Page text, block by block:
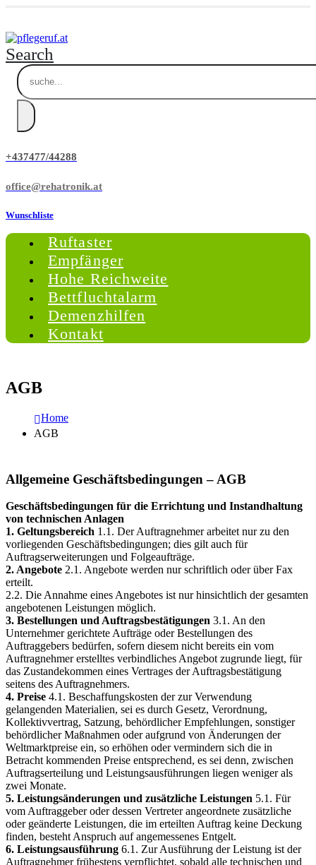
Search
+437477/44288
office@rehatronik.at
Wunschliste
Ruftaster
Empfänger
Hohe Reichweite
Bettfluchtalarm
Demenzhilfen
Kontakt
AGB
Home
AGB
Allgemeine Geschäftsbedingungen – AGB
Geschäftsbedingungen für die Errichtung und Instandhaltung
von technischen Anlagen
1. Geltungsbereich 1.1. Der Auftragnehmer arbeitet nur zu den
vorliegenden Geschäftsbedingungen; dies gilt auch für
Auftragserweiterungen und Folgeaufträge.
2. Angebote 2.1. Angebote werden nur schriftlich oder über Fax
erteilt.
2.2. Die Annahme eines Angebotes ist nur hinsichtlich der gesamten
angebotenen Leistungen möglich.
3. Bestellungen und Auftragsbestätigungen 3.1. An den
Unternehmer gerichtete Aufträge oder Bestellungen des
Auftraggebers bedürfen, sofern diesem nicht bereits ein vom
Auftragnehmer erstelltes verbindliches Angebot zugrunde liegt, für
das Zustandekommen eines Vertrages der Auftragsbestätigung
seitens des Auftragnehmers.
4. Preise 4.1. Beschaffungskosten der zur Verwendung
gelangenden Materialien, sei es durch Gesetz, Verordnung,
Kollektivvertrag, Satzung, behördlicher Empfehlungen, sonstiger
behördlicher Maßnahmen oder aufgrund von Änderungen der
Weltmarktpreise ein, so erhöhen oder vermindern sich die in
Betracht kommenden Preise entsprechend, es sei denn, zwischen
Auftragserteilung und Leistungsausführungen liegen weniger als
zwei Monate.
5. Leistungsänderungen und zusätzliche Leistungen 5.1. Für
vom Auftraggeber oder dessen Vertreter angeordnete zusätzliche
oder geänderte Leistungen, die im erteilten Auftrag keine Deckung
finden, besteht Anspruch auf angemessenes Entgelt.
6. Leistungsausführung 6.1. Zur Ausführung der Leistung ist der
Auftragnehmer frühestens verpflichtet, sobald alle technischen und